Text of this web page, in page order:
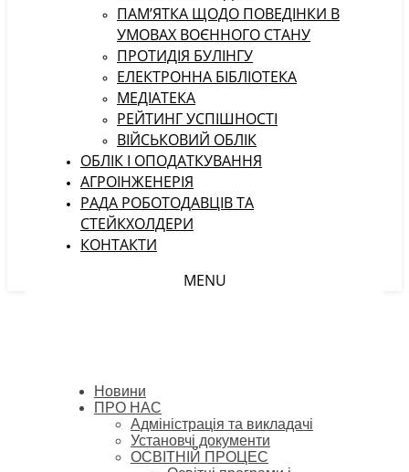
ПАМ’ЯТКА ЩОДО ПОВЕДІНКИ В
УМОВАХ ВОЄННОГО СТАНУ
ПРОТИДІЯ БУЛІНГУ
ЕЛЕКТРОННА БІБЛІОТЕКА
МЕДІАТЕКА
РЕЙТИНГ УСПІШНОСТІ
ВІЙСЬКОВИЙ ОБЛІК
ОБЛІК І ОПОДАТКУВАННЯ
АГРОІНЖЕНЕРІЯ
РАДА РОБОТОДАВЦІВ ТА
СТЕЙКХОЛДЕРИ
КОНТАКТИ
MENU
Новини
ПРО НАС
Адміністрація та викладачі
Установчі документи
ОСВІТНІЙ ПРОЦЕС